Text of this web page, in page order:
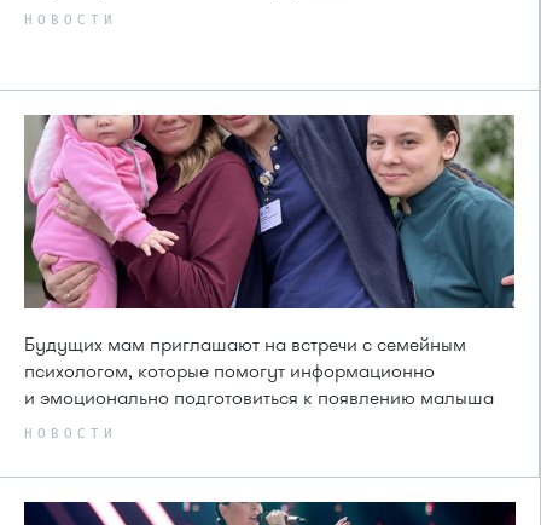
НОВОСТИ
Будущих мам приглашают на встречи с семейным
психологом, которые помогут информационно
и эмоционально подготовиться к появлению малыша
НОВОСТИ